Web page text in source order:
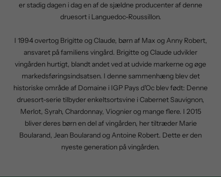
er stadig dagen i dag en af de sjældne producenter af denne
druesort i Languedoc-Roussillon.
I 1994 overtog Brigitte og Claude, børn af Max og Anny Robert,
ansvaret på familiens vingård. Brigitte og Claude udvikler
vingården hurtigt, blandt andet ved at udvide markerne og øge
markedsføringsindsatsen. I denne sammenhæng blev det
historiske område af Domaine i IGP Pays d'Oc blev født: Denne
druesort-serie tilbyder enkeltsortsvine i Cabernet Sauvignon,
Merlot, Syrah, Chardonnay, Viognier og mange flere. I 2015
bliver deres børn en del af vingården, her tiltræder Marie
Boularand, Jean Boularand og Antoine Robert. Dette er den
nyeste generation på vingården.